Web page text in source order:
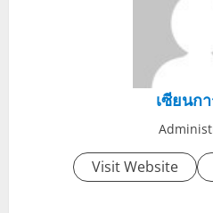
เซียนก
Visit Website